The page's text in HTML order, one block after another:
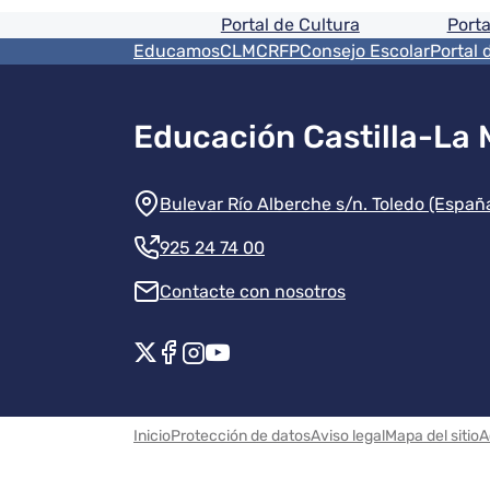
Pie de pagina
Portal de Cultura
Menú del pie
EducamosCLMCRFPConsejo EscolarPortal
Educación Castilla-La
Información de la
Bulevar Río Alberche s/n. Toledo
925 24 74 00
Contacte con nosotros
Redes sociales institución
Menú legal
InicioProtección de datosAviso legalMapa del sitio